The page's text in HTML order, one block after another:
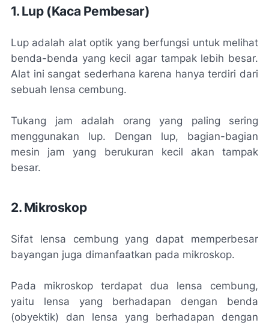
1. Lup (Kaca Pembesar)
Lup adalah alat optik yang berfungsi untuk melihat
benda-benda yang kecil agar tampak lebih besar.
Alat ini sangat sederhana karena hanya terdiri dari
sebuah lensa cembung.
Tukang jam adalah orang yang paling sering
menggunakan lup. Dengan lup, bagian-bagian
mesin jam yang berukuran kecil akan tampak
besar.
2. Mikroskop
Sifat lensa cembung yang dapat memperbesar
bayangan juga dimanfaatkan pada mikroskop.
Pada mikroskop terdapat dua lensa cembung,
yaitu lensa yang berhadapan dengan benda
(obyektik) dan lensa yang berhadapan dengan